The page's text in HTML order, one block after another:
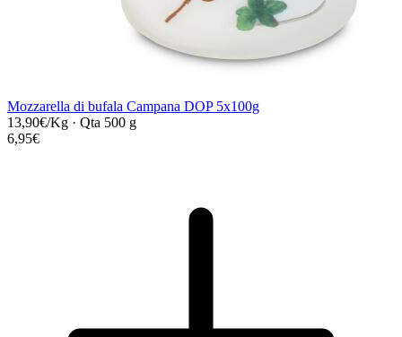
Mozzarella di bufala Campana DOP 5x100g
13,90€/Kg · Qta 500 g
6,95€